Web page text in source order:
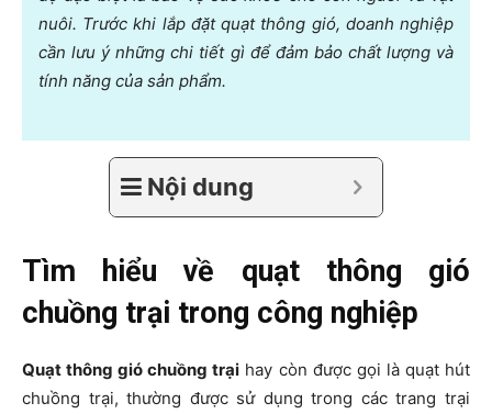
nuôi. Trước khi lắp đặt quạt thông gió, doanh nghiệp
cần lưu ý những chi tiết gì để đảm bảo chất lượng và
tính năng của sản phẩm.
Nội dung
Tìm hiểu về quạt thông gió
chuồng trại trong công nghiệp
Quạt thông gió chuồng trại hay còn được gọi là quạt hút
chuồng trại, thường được sử dụng trong các trang trại